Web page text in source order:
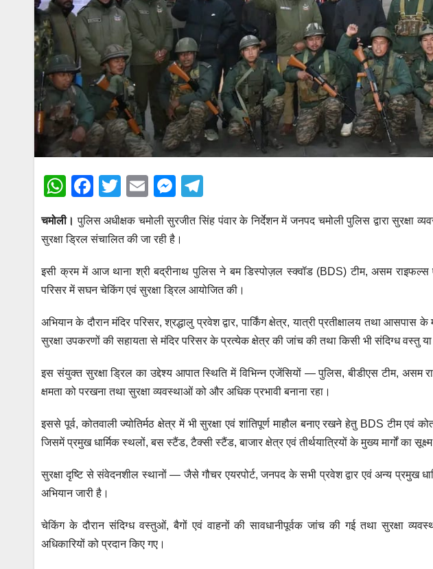
W
at
s
A
p
p
F
c
b
o
o
k
T
tt
E
m
ail
M
ss
e
n
g
er
e
a
m
चमोली। पुलिस अधीक्षक चमोली सुरजीत सिंह पंवार के निर्देशन में जनपद चमोली पुलिस द्वारा
सुरक्षा ड्रिल संचालित की जा रही है।
इसी क्रम में आज थाना श्री बद्रीनाथ पुलिस ने बम डिस्पोज़ल स्क्वॉड (BDS) टीम, असम राइफल्स
परिसर में सघन चेकिंग एवं सुरक्षा ड्रिल आयोजित की।
अभियान के दौरान मंदिर परिसर, श्रद्धालु प्रवेश द्वार, पार्किंग क्षेत्र, यात्री प्रतीक्षालय तथा आसपास
सुरक्षा उपकरणों की सहायता से मंदिर परिसर के प्रत्येक क्षेत्र की जांच की तथा किसी भी संदिग्ध वस्तु या
इस संयुक्त सुरक्षा ड्रिल का उद्देश्य आपात स्थिति में विभिन्न एजेंसियों — पुलिस, बीडीएस टीम, असम
क्षमता को परखना तथा सुरक्षा व्यवस्थाओं को और अधिक प्रभावी बनाना रहा।
इससे पूर्व, कोतवाली ज्योतिर्मठ क्षेत्र में भी सुरक्षा एवं शांतिपूर्ण माहौल बनाए रखने हेतु BDS टीम एवं
जिसमें प्रमुख धार्मिक स्थलों, बस स्टैंड, टैक्सी स्टैंड, बाजार क्षेत्र एवं तीर्थयात्रियों के मुख्य मार्गों का सूक्ष्म
सुरक्षा दृष्टि से संवेदनशील स्थानों — जैसे गौचर एयरपोर्ट, जनपद के सभी प्रवेश द्वार एवं अन्य प्रमुख
अभियान जारी है।
चेकिंग के दौरान संदिग्ध वस्तुओं, बैगों एवं वाहनों की सावधानीपूर्वक जांच की गई तथा सुरक्षा
अधिकारियों को प्रदान किए गए।